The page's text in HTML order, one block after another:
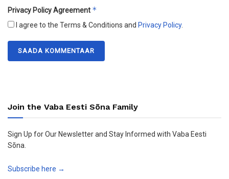
Privacy Policy Agreement *
I agree to the Terms & Conditions and Privacy Policy.
Join the Vaba Eesti Sõna Family
Sign Up for Our Newsletter and Stay Informed with Vaba Eesti
Sõna.
Subscribe here →